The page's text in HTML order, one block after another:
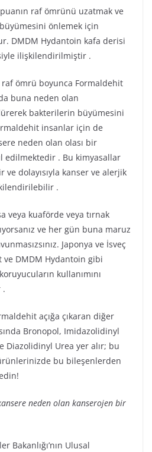
raf ömrünü uzatmak ve
önlemek için
DMDM Hydantoin kafa derisi
ilişkilendirilmiştir .
raf ömrü boyunca Formaldehit
buna neden olan
bakterilerin büyümesini
insanlar için de
neden olan olası bir
edilmektedir . Bu kimyasallar
dolayısıyla kanser ve alerjik
.
veya kuaförde veya tırnak
ve her gün buna maruz
Japonya ve İsveç
DMDM ​​Hydantoin gibi
kullanımını
.
açığa çıkaran diğer
Bronopol, Imidazolidinyl
Diazolidinyl Urea yer alır; bu
bu bileşenlerden
neden olan kanserojen bir
Bakanlığı’nın Ulusal